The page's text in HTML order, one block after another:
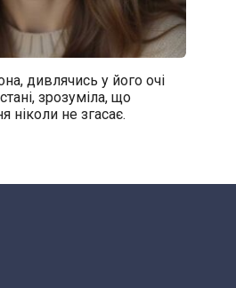
дивлячись у його очі
зрозуміла, що
ніколи не згасає.